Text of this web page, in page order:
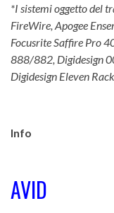
*I sistemi oggetto del
FireWire, Apogee
Focusrite Saffire Pro
888/882, Digidesign
Digidesign Eleven
Info
AVID